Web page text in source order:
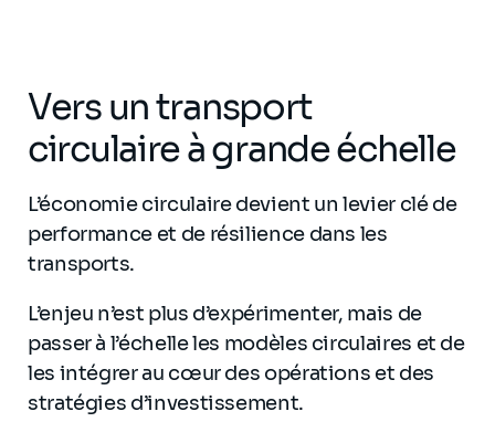
Vers un transport
circulaire à grande échelle
L’économie circulaire devient un levier clé de
performance et de résilience dans les
transports.
L’enjeu n’est plus d’expérimenter, mais de
passer à l’échelle les modèles circulaires et de
les intégrer au cœur des opérations et des
stratégies d’investissement.